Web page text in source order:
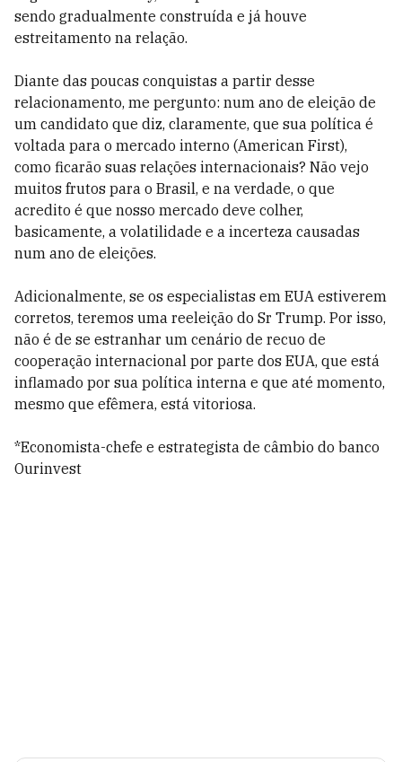
sendo gradualmente construída e já houve
estreitamento na relação.
Diante das poucas conquistas a partir desse
relacionamento, me pergunto: num ano de eleição de
um candidato que diz, claramente, que sua política é
voltada para o mercado interno (American First),
como ficarão suas relações internacionais? Não vejo
muitos frutos para o Brasil, e na verdade, o que
acredito é que nosso mercado deve colher,
basicamente, a volatilidade e a incerteza causadas
num ano de eleições.
Adicionalmente, se os especialistas em EUA estiverem
corretos, teremos uma reeleição do Sr Trump. Por isso,
não é de se estranhar um cenário de recuo de
cooperação internacional por parte dos EUA, que está
inflamado por sua política interna e que até momento,
mesmo que efêmera, está vitoriosa.
*Economista-chefe e estrategista de câmbio do banco
Ourinvest